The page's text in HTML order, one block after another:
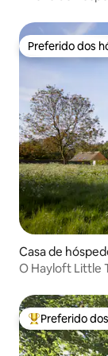
Preferido dos
Preferido dos
Casa de
O Hayloft Little
Entre os
Preferido